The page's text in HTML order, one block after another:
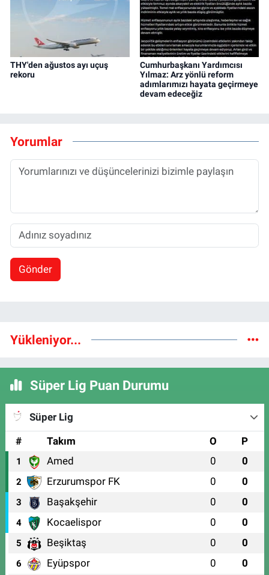
THY'den ağustos ayı uçuş
rekoru
Cumhurbaşkanı Yardımcısı
Yılmaz: Arz yönlü reform
adımlarımızı hayata geçirmeye
devam edeceğiz
Yorumlar
Gönder
Yükleniyor...
Süper Lig Puan Durumu
Süper Lig
#
Takım O P
1 Amed 0 0
2 Erzurumspor FK 0 0
3 Başakşehir 0 0
4 Kocaelispor 0 0
5 Beşiktaş 0 0
6 Eyüpspor 0 0